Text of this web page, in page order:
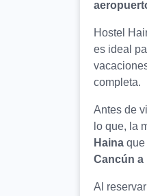
Hostel
es ideal
completa.
Antes de
lo que, la
Haina que
Cancún a
Al